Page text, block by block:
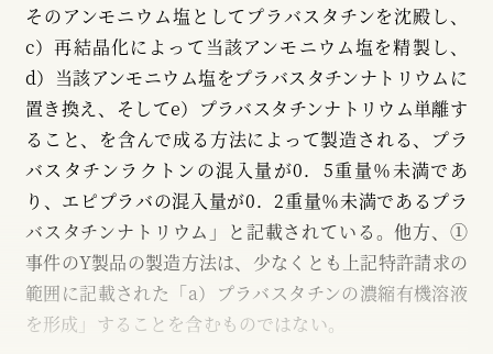
そのアンモニウム塩としてプラバスタチンを沈殿し、
c）再結晶化によって当該アンモニウム塩を精製し、
d）当該アンモニウム塩をプラバスタチンナトリウムに
置き換え、そしてe）プラバスタチンナトリウム単離す
ること、を含んで成る方法によって製造される、プラ
バスタチンラクトンの混入量が0．5重量％未満であ
り、エピプラバの混入量が0．2重量％未満であるプラ
バスタチンナトリウム」と記載されている。他方、①
事件のY製品の製造方法は、少なくとも上記特許請求の
範囲に記載された「a）プラバスタチンの濃縮有機溶液
を形成」することを含むものではない。